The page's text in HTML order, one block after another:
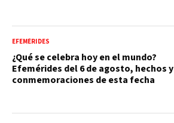
EFEMÉRIDES
¿Qué se celebra hoy en el mundo?
Efemérides del 6 de agosto, hechos y
conmemoraciones de esta fecha